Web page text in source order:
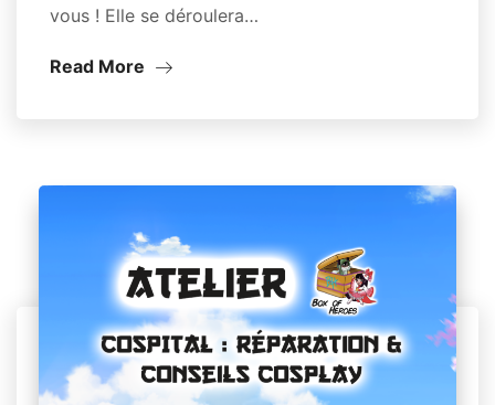
vous ! Elle se déroulera…
Read More